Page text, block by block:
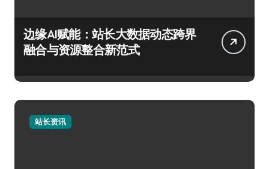
边缘AI赋能：站长大数据动态跨界
融合与资源整合新范式
站长资讯